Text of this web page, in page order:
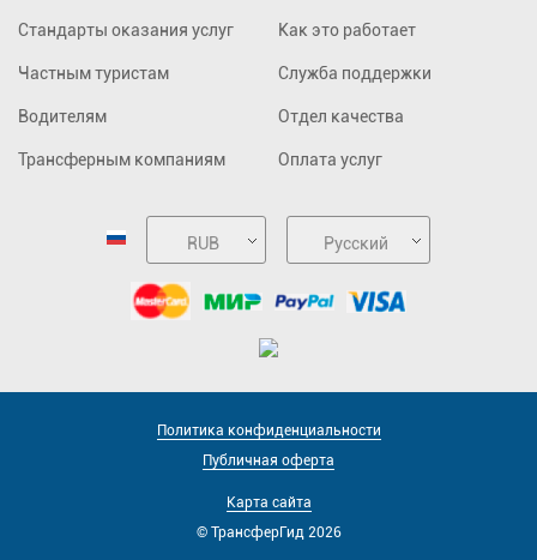
Стандарты оказания услуг
Частным туристам
Водителям
Трансферным компаниям
Как это работает
Служба поддержки
Отдел качества
Оплата услуг
RUB Русский
Политика конфиденциальности
Публичная оферта
Карта сайта
© ТрансферГид 2026